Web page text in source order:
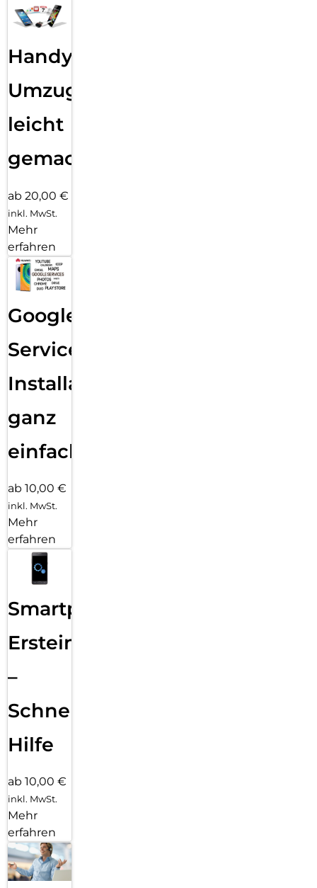
Handy
Umzug
leicht
gemacht!
ab 20,00 €
inkl. MwSt.
Mehr
erfahren
Google
Services
Installation
ganz
einfach
ab 10,00 €
inkl. MwSt.
Mehr
erfahren
Smartphone
Ersteinrichtung
–
Schnelle
Hilfe
ab 10,00 €
inkl. MwSt.
Mehr
erfahren